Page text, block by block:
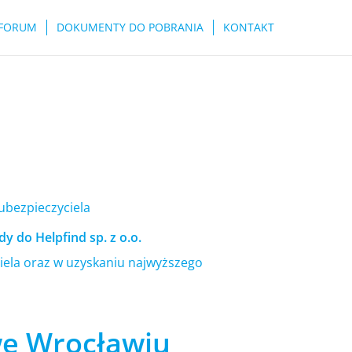
DOKUMENTY DO POBRANIA KONTAKT
do Helpfind sp. z o.o.
oraz w uzyskaniu najwyższego
Wrocławiu